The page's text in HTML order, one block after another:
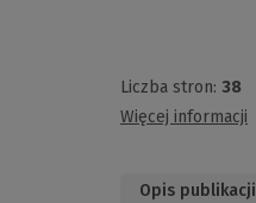
Liczba stron: 38
Więcej informacji
Opis publikacji